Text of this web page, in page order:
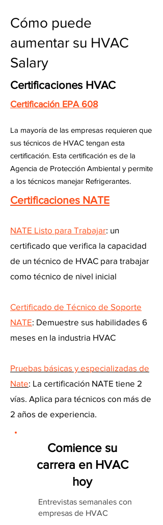
Cómo puede
aumentar su HVAC
Salary
Certificaciones HVAC
Certificación EPA 608
La mayoría de las empresas requieren que
sus técnicos de HVAC tengan esta
certificación. Esta certificación es de la
Agencia de Protección Ambiental y permite
a los técnicos manejar Refrigerantes.
Certificaciones NATE
NATE Listo para Trabajar: un
certificado que verifica la capacidad
de un técnico de HVAC para trabajar
como técnico de nivel inicial
Certificado de Técnico de Soporte
NATE: Demuestre sus habilidades 6
meses en la industria HVAC
Pruebas básicas y especializadas de
Nate: La certificación NATE tiene 2
vías. Aplica para técnicos con más de
2 años de experiencia.
Comience su
carrera en HVAC
hoy
Entrevistas semanales con
empresas de HVAC